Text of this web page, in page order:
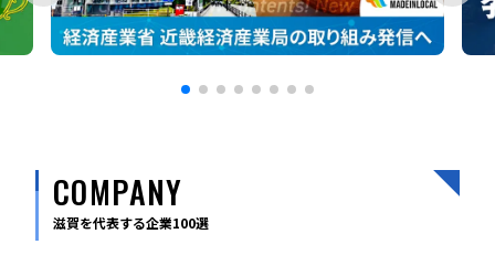
特集コンテンツ
地域を代表する 企業100選
プレスリリース
行政連携記事
選出企業特別対談
地域豆知識
Sporkle
COMPANY
滋賀を代表する企業100選